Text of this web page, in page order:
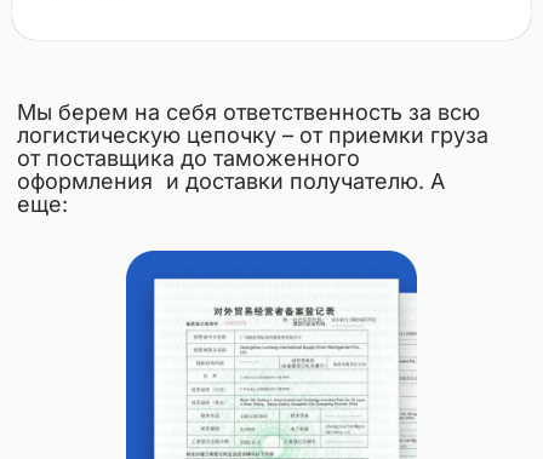
Мы берем на себя ответственность за всю
логистическую цепочку– от приемки груза
от поставщика до таможенного
оформления и доставки получателю. А
еще: